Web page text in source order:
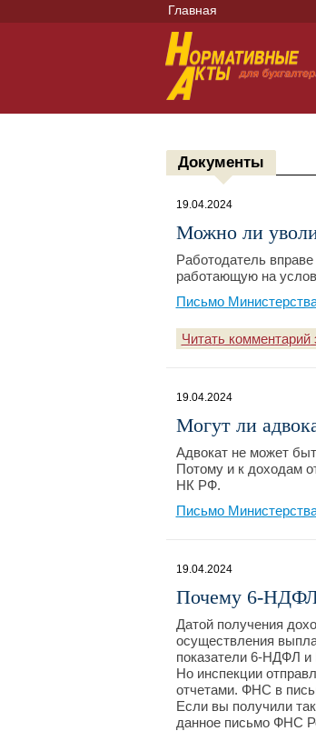
Главная
Документы
19.04.2024
Можно ли
Работодатель
работающую на
Письмо
Читать комментарий
19.04.2024
Могут ли
Адвокат не может
Потому и к доходам
НК РФ.
Письмо
19.04.2024
Почему 6-НДФЛ
Датой получения
осуществления
показатели 6-НДФЛ и
Но инспекции
отчетами. ФНС в
Если вы получили
данное письмо ФНС